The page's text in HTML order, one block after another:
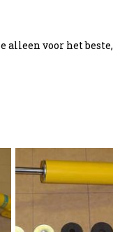
alleen voor het beste,